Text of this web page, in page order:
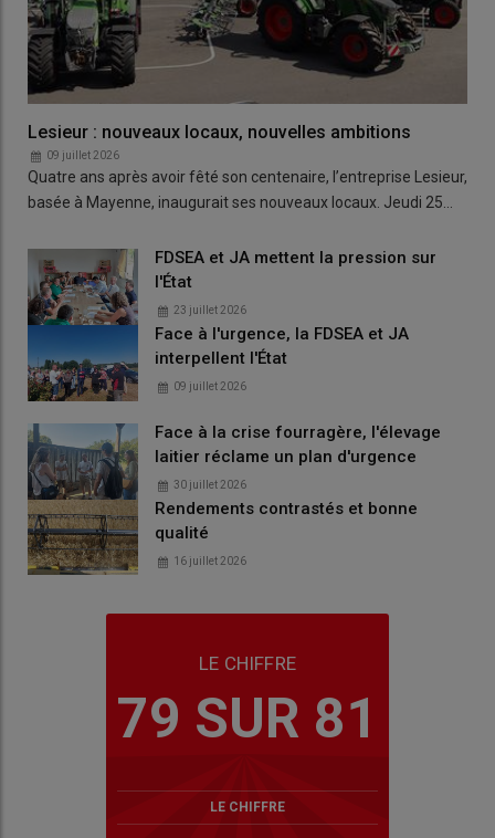
Lesieur : nouveaux locaux, nouvelles ambitions
09 juillet 2026
Quatre ans après avoir fêté son centenaire, l’entreprise Lesieur,
basée à Mayenne, inaugurait ses nouveaux locaux. Jeudi 25…
FDSEA et JA mettent la pression sur
l'État
23 juillet 2026
Face à l'urgence, la FDSEA et JA
interpellent l'État
09 juillet 2026
Face à la crise fourragère, l'élevage
laitier réclame un plan d'urgence
30 juillet 2026
Rendements contrastés et bonne
qualité
16 juillet 2026
LE CHIFFRE
79 SUR 81
LE CHIFFRE